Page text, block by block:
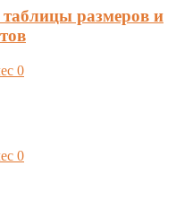
размеров и
0
0